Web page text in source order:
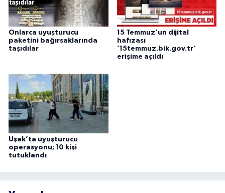
Onlarca uyuşturucu
paketini bağırsaklarında
taşıdılar
15 Temmuz'un dijital
hafızası
‘15temmuz.bik.gov.tr’
erişime açıldı
Uşak’ta uyuşturucu
operasyonu; 10 kişi
tutuklandı